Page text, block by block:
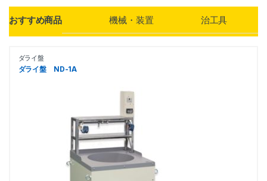
製品グリッド
おすすめ商品 機械・装置 治工具
ダライ盤
ダライ盤 ND-1A